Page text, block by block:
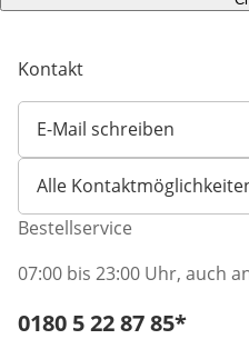
Kontakt
E-Mail schreiben
Öffnet E-Mail-Client
Alle
Bestellservice
07:00 bis 23:00 Uhr, auch
Telefonnummer:
0180 5 22 87 85*